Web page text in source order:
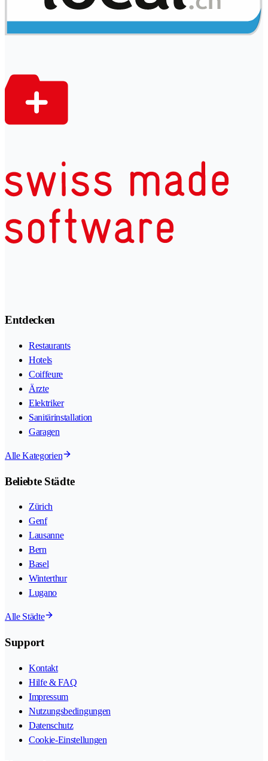
Entdecken
Restaurants
Hotels
Coiffeure
Ärzte
Elektriker
Sanitärinstallation
Garagen
Alle Kategorien
Beliebte Städte
Zürich
Genf
Lausanne
Bern
Basel
Winterthur
Lugano
Alle Städte
Support
Kontakt
Hilfe & FAQ
Impressum
Nutzungsbedingungen
Datenschutz
Cookie-Einstellungen